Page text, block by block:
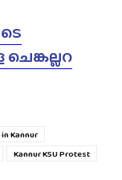
Kannur
Kannur KSU Protest